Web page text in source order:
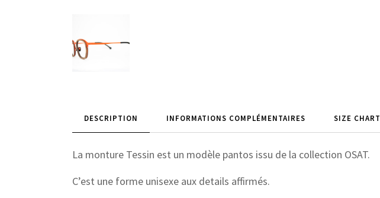
DESCRIPTION INFORMATIONS COMPLÉMENTAIRES SIZE CHART
La monture Tessin est un modèle pantos issu de la collection OSAT.
C’est une forme unisexe aux details affirmés.